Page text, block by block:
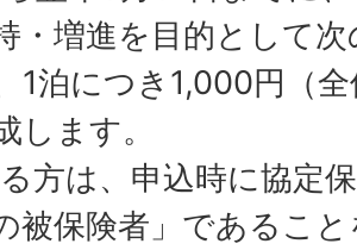
・増進を目的として
1泊につき1,000円（
します。
方は、申込時に協定
被保険者」であるこ